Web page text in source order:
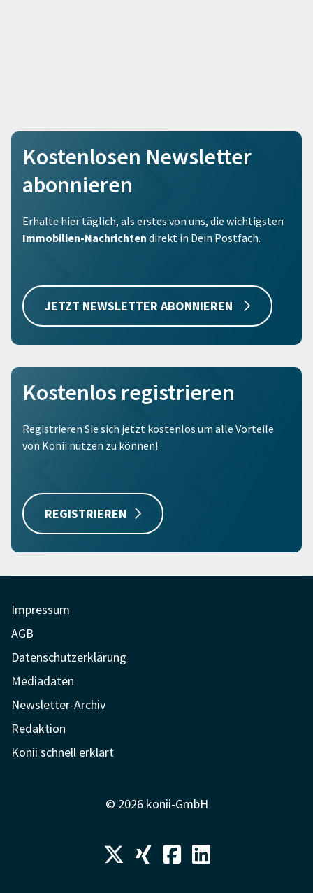
Kostenlosen Newsletter
abonnieren
Erhalte hier täglich, als erstes von uns, die wichtigsten
Immobilien-Nachrichten direkt in Dein Postfach.
JETZT NEWSLETTER ABONNIEREN
Kostenlos registrieren
Registrieren Sie sich jetzt kostenlos um alle Vorteile
von Konii nutzen zu können!
REGISTRIEREN
Impressum
AGB
Datenschutzerklärung
Mediadaten
Newsletter-Archiv
Redaktion
Konii schnell erklärt
© 2026 konii-GmbH